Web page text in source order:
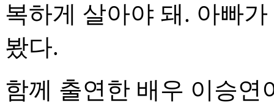
복하게 살아야 돼. 아빠
봤다.
함께 출연한 배우 이승